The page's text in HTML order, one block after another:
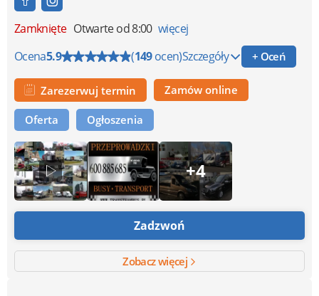
Zamknięte Otwarte od 8:00 więcej
Ocena5.9 (149ocen)Szczegóły + Oceń
Zarezerwuj termin Zamów online
Oferta Ogłoszenia
+4
Zadzwoń
Zobacz więcej